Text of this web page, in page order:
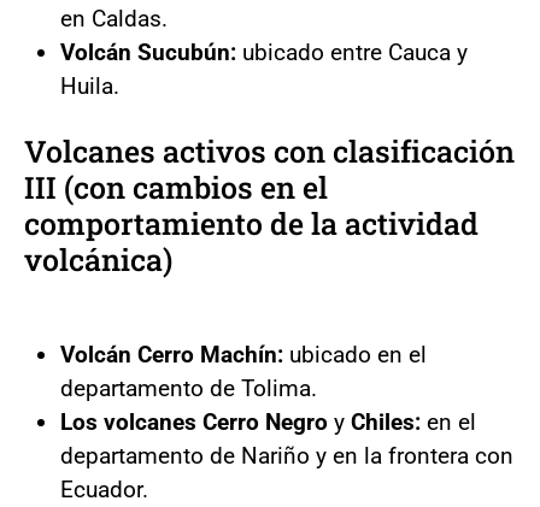
en Caldas.
Volcán Sucubún: ubicado entre Cauca y
Huila.
Volcanes activos con clasificación
III (con cambios en el
comportamiento de la actividad
volcánica)
Volcán Cerro Machín: ubicado en el
departamento de Tolima.
Los volcanes Cerro Negro y Chiles: en el
departamento de Nariño y en la frontera con
Ecuador.